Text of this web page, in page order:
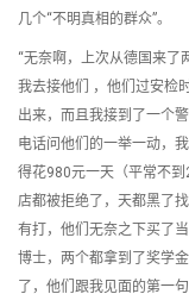
几个“不明真相的群众”。
“无奈啊，上次从德国来了
我去接他们 ，他们过安检
出来，而且我接到了一个
电话问他们的一举一动，
得花980元一天（平常不
店都被拒绝了，天都黑了
有打，他们无奈之下买了
博士，两个都拿到了奖学
了，他们跟我见面的第一